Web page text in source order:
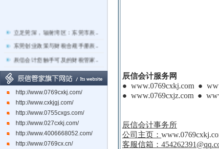
立足莞深，辐射湾区：东莞市辰..
东莞创业政策与财税合规手册辰..
辰信会计您触手可及的财税管家..
关于东莞市经营主体电子化登记..
东莞辰信会计代理有限公司专业..
http://www.0769cxkj.com/
http://www.cxkjgj.com/
http://www.0755cxgs.com/
http://www.027cxkj.com/
http://www.4006668052.com/
http://www.0769cx.cn/
辰信会计服务网
● www.0769cxkj.com ●
● www.0769cxjz.com ●
辰信会计事务所
公司主页：
客服信箱：